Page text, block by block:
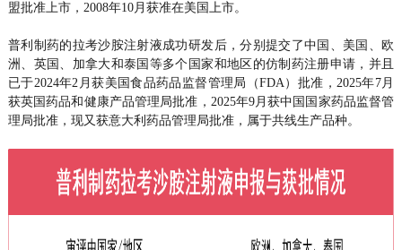
盟批准上市，2008年10月获准在美国上市。
普利制药的拉考沙胺注射液成功研发后，分别提交了中国、美国、欧
洲、英国、加拿大和泰国等多个国家和地区的仿制药注册申请，并且
已于2024年2月获美国食品药品监督管理局（FDA）批准，2025年7月
获英国药品和健康产品管理局批准，2025年9月获中国国家药品监督管
理局批准，现又获意大利药品管理局批准，属于共线生产品种。